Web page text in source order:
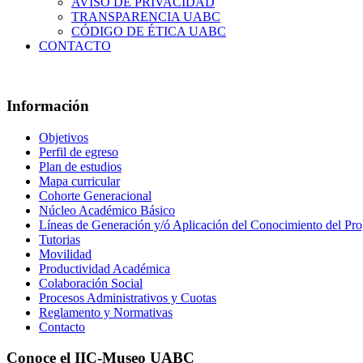
TRANSPARENCIA UABC
CÓDIGO DE ÉTICA UABC
CONTACTO
Información
Objetivos
Perfil de egreso
Plan de estudios
Mapa curricular
Cohorte Generacional
Núcleo Académico Básico
Líneas de Generación y/ó Aplicación del Conocimiento del
Tutorias
Movilidad
Productividad Académica
Colaboración Social
Procesos Administrativos y Cuotas
Reglamento y Normativas
Contacto
Conoce el IIC-Museo UABC